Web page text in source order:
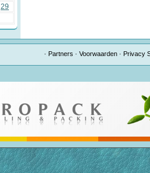
29
· Partners ·Voorwaarden · Privacy